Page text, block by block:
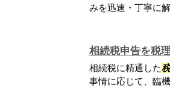
みを迅速・丁寧に
相続税申告を税
相続税に精通した
事情に応じて、臨